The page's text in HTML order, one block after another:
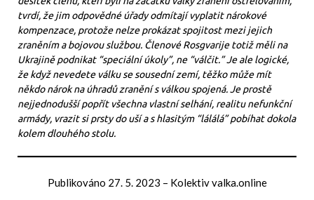
tvrdí, že jim odpovědné úřady odmítají vyplatit nárokové
kompenzace, protože nelze prokázat spojitost mezi jejich
zraněním a bojovou službou. Členové Rosgvarije totiž měli na
Ukrajině podnikat “speciální úkoly”, ne “válčit.” Je ale logické,
že když nevedete válku se sousední zemí, těžko může mít
někdo nárok na úhradů zranění s válkou spojená. Je prostě
nejjednodušší popřít všechna vlastní selhání, realitu nefunkční
armády, vrazit si prsty do uší a s hlasitým “lálálá” pobíhat dokola
kolem dlouhého stolu.
Publikováno 27. 5. 2023 – Kolektiv valka.online